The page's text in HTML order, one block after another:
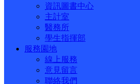
資訊圖書中心
主計室
醫務所
學生指揮部
服務園地
線上服務
意見留言
聯絡我們